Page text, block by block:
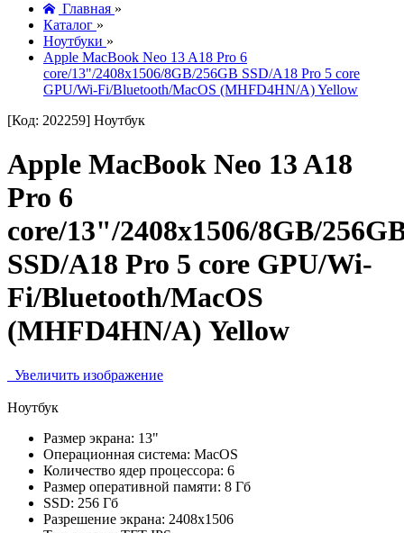
Главная »
Каталог »
Ноутбуки »
Apple MacBook Neo 13 A18 Pro 6
core/13"/2408x1506/8GB/256GB SSD/A18 Pro 5 core
GPU/Wi-Fi/Bluetooth/MacOS (MHFD4HN/A) Yellow
[Код: 202259] Ноутбук
Apple MacBook Neo 13 A18
Pro 6
core/13"/2408x1506/8GB/
SSD/A18 Pro 5 core GPU/Wi-
Fi/Bluetooth/MacOS
(MHFD4HN/A) Yellow
Увеличить изображение
Ноутбук
Размер экрана: 13"
Операционная система: MacOS
Количество ядер процессора: 6
Размер оперативной памяти: 8 Гб
SSD: 256 Гб
Разрешение экрана: 2408x1506